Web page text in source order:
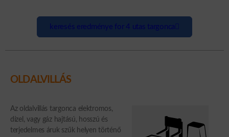
keresés eredménye for 4 utas targonca
OLDALVILLÁS
Az oldalvillás targonca elektromos,
dízel, vagy gáz hajtású, hosszú és
terjedelmes áruk szűk helyen történő